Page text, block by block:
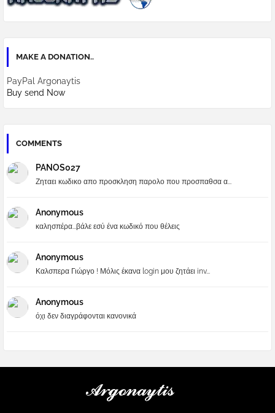
MAKE A DONATION..
PayPal Argonaytis
Buy send Now
COMMENTS
PANOS027
Ζηταει κωδικο απο προσκληση παρολο που προσπαθσα α...
Anonymous
καλησπέρα...βάλε εσύ ένα κωδικό που θέλεις
Anonymous
Καλσπερα Γιώργο ! Μόλις έκανα login μου ζητάει inv...
Anonymous
όχι δεν διαγράφονται κανονικά